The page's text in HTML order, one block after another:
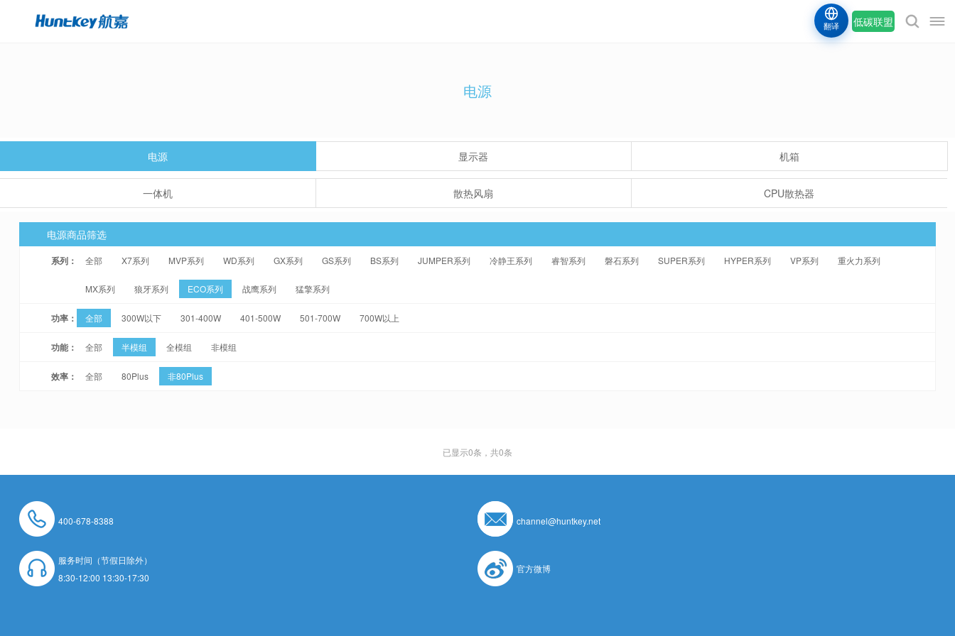
低碳联盟
翻译
电源
电源 显示器 机箱
一体机 散热风扇 CPU散热器
电源商品筛选
系列： 全部 X7系列 MVP系列 WD系列 GX系列 GS系列 BS系列 JUMPER系列 冷静王系列 睿智系列 磐石系列 SUPER系列 HYPER系列 VP系列 重火力系列
MX系列 狼牙系列 ECO系列 战鹰系列 猛擎系列
功率： 全部 300W以下 301-400W 401-500W 501-700W 700W以上
功能： 全部 半模组 全模组 非模组
效率： 全部 80Plus 非80Plus
已显示0条，共0条
400-678-8388 channel@huntkey.net
服务时间（节假日除外）
8:30-12:00 13:30-17:30
官方微博